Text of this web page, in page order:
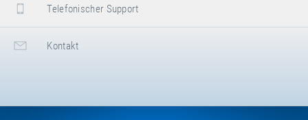
Telefonischer Support
Kontakt